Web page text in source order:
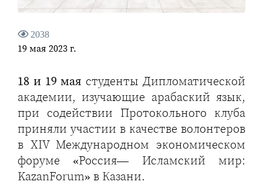
2038
19 мая 2023 г.
18 и 19 мая студенты Дипломатической
академии, изучающие арабаский язык,
при содействии Протокольного клуба
приняли участии в качестве волонтеров
в XIV Международном экономическом
форуме «Россия— Исламский мир:
KazanForum» в Казани.